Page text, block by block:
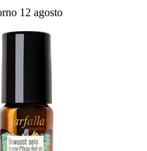
12 agosto